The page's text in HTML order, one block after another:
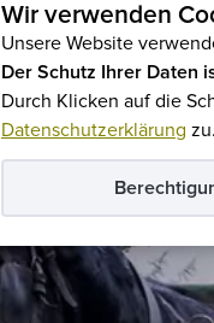
Wir verwenden
Unsere Website
Der Schutz Ihrer Daten
Durch Klicken auf die
Datenschutzerklärung zu.